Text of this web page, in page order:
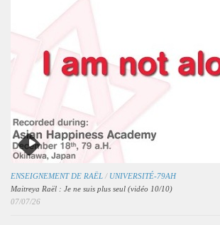
ENSEIGNEMENT DE RAËL / UNIVERSITÉ-79AH
Maitreya Raël : Je ne suis plus seul (vidéo 10/10)
07/07/26